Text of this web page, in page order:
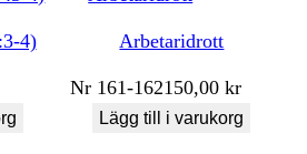
4) Arbetaridrott
Nr 161-162150,00kr
Lägg till i varukorg